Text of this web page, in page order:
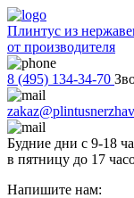
Плинтус из
от производителя
8 (495) 134-34-70
Будние дни с 9-18
в пятницу до 17
Напишите нам: